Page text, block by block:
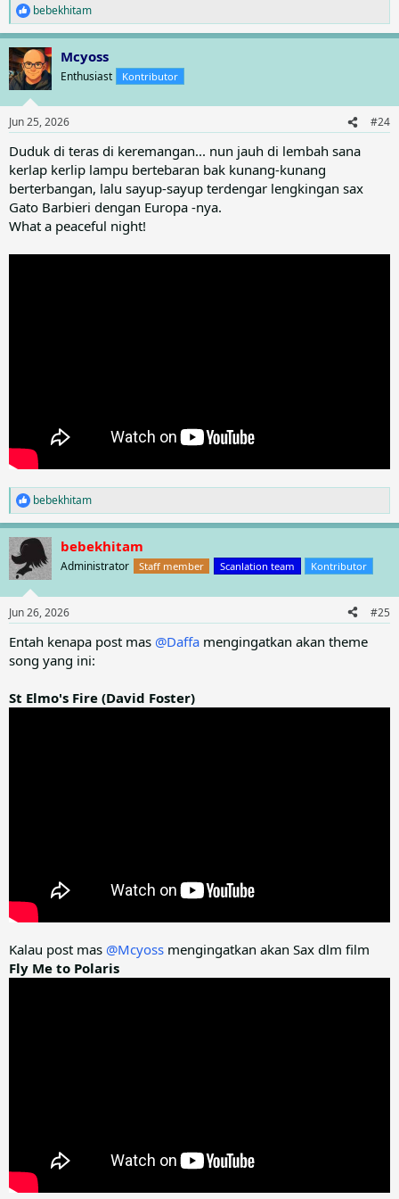
R
e
a
c
t
i
s
:
bebekhitam
Mcyoss
Enthusiast Kontributor
Jun 25, 2026 #24
Duduk di teras di keremangan... nun jauh di lembah sana
kerlap kerlip lampu bertebaran bak kunang-kunang
berterbangan, lalu sayup-sayup terdengar lengkingan sax
Gato Barbieri dengan Europa -nya.
What a peaceful night!
R
e
a
c
t
i
s
:
bebekhitam
bebekhitam
Administrator Staff member Scanlation team Kontributor
Jun 26, 2026 #25
Entah kenapa post mas @Daffa mengingatkan akan theme
song yang ini:
St Elmo's Fire (David Foster)
Kalau post mas @Mcyoss mengingatkan akan Sax dlm film
Fly Me to Polaris